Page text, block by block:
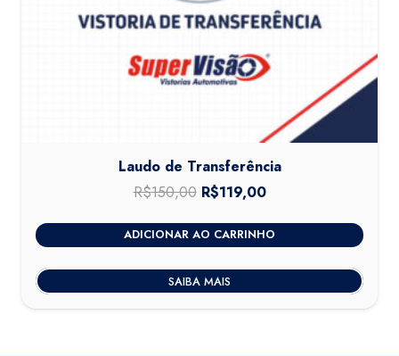
Laudo de Transferência
R$150,00 O
original
era:
R$150,00.
R$119,00O
atual
é:
R$119,00.
ADICIONAR AO CARRINHO
SAIBA MAIS